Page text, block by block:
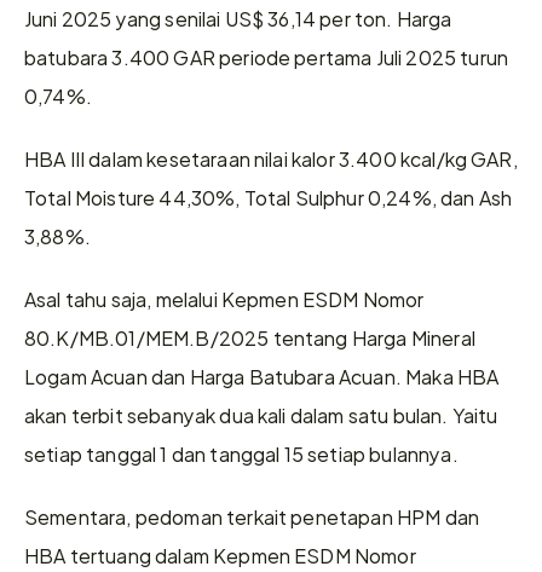
Juni 2025 yang senilai US$ 36,14 per ton. Harga
batubara 3.400 GAR periode pertama Juli 2025 turun
0,74%.
HBA III dalam kesetaraan nilai kalor 3.400 kcal/kg GAR,
Total Moisture 44,30%, Total Sulphur 0,24%, dan Ash
3,88%.
Asal tahu saja, melalui Kepmen ESDM Nomor
80.K/MB.01/MEM.B/2025 tentang Harga Mineral
Logam Acuan dan Harga Batubara Acuan. Maka HBA
akan terbit sebanyak dua kali dalam satu bulan. Yaitu
setiap tanggal 1 dan tanggal 15 setiap bulannya.
Sementara, pedoman terkait penetapan HPM dan
HBA tertuang dalam Kepmen ESDM Nomor